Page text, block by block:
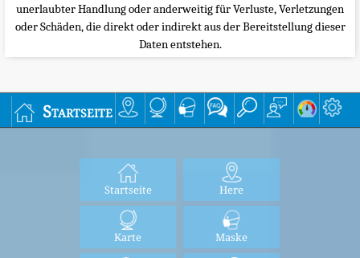
unerlaubter Handlung oder anderweitig für Verluste, Verletzungen
oder Schäden, die direkt oder indirekt aus der Bereitstellung dieser
Daten entstehen.
Startseite
Startseite Here
Karte Maske